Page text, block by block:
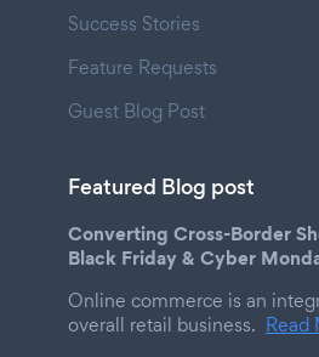
Success Stories
Feature Requests
Guest Blog Post
Featured Blog post
Converting Cross-Border
Black Friday & Cyber
Online commerce is an
overall retail business. Read